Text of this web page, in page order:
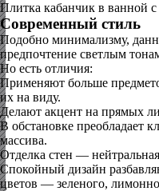
Плитка кабанчик в ванной
Современный стиль
Подобно минимализму,
предпочтение светлым
Но есть отличия:
Применяют больше
их на виду.
Делают акцент на прямых
В обстановке преобладает
массива.
Отделка стен —
Спокойный дизайн
цветов — зеленого,